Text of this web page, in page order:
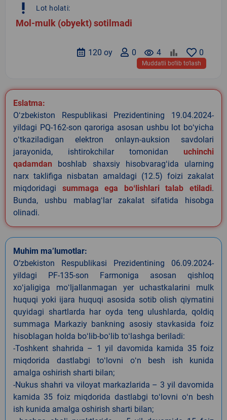
priority_high Lot holati:
Mol-mulk (obyekt) sotilmadi
0
remove_red_eye 4
0
120 oy
Muddatli bo‘lib to‘lash
Eslatma:
Oʻzbekiston Respublikasi Prezidentining 19.04.2024-
yildagi PQ-162-son qaroriga asosan ushbu lot boʻyicha
oʻtkaziladigan elektron onlayn-auksion savdolari
jarayonida, ishtirokchilar tomonidan uchinchi
qadamdan boshlab shaxsiy hisobvaragʻida ularning
narx taklifiga nisbatan amaldagi (12.5) foizi zakalat
miqdoridagi summaga ega boʻlishlari talab etiladi.
Bunda, ushbu mablagʻlar zakalat sifatida hisobga
olinadi.
Muhim ma’lumotlar:
O‘zbekiston Respublikasi Prezidentining 06.09.2024-
yildagi PF-135-son Farmoniga asosan qishloq
xoʻjaligiga moʻljallanmagan yer uchastkalarini mulk
huquqi yoki ijara huquqi asosida sotib olish qiymatini
quyidagi shartlarda har oyda teng ulushlarda, qoldiq
summaga Markaziy bankning asosiy stavkasida foiz
hisoblagan holda boʻlib-boʻlib toʻlashga beriladi:
-Toshkent shahrida – 1 yil davomida kamida 35 foiz
miqdorida dastlabgi toʻlovni oʻn besh ish kunida
amalga oshirish sharti bilan;
-Nukus shahri va viloyat markazlarida – 3 yil davomida
kamida 35 foiz miqdorida dastlabgi toʻlovni oʻn besh
ish kunida amalga oshirish sharti bilan;